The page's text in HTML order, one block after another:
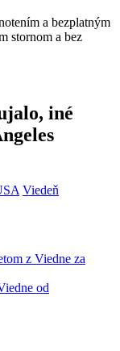
a bezplatným
stornom a bez
iné
Viedeň
z Viedne za
od